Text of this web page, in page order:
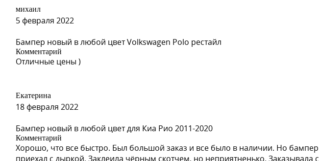
михаил
5 февраля 2022
Бампер новый в любой цвет Volkswagen Polo рестайл
Комментарий
Отличные цены )
Екатерина
18 февраля 2022
Бампер новый в любой цвет для Киа Рио 2011-2020
Комментарий
Хорошо, что все быстро. Был большой заказ и все было в наличии. Но бампер
приехал с дыркой. Заклеила чёрным скотчем, но неприятненько. Заказывала с